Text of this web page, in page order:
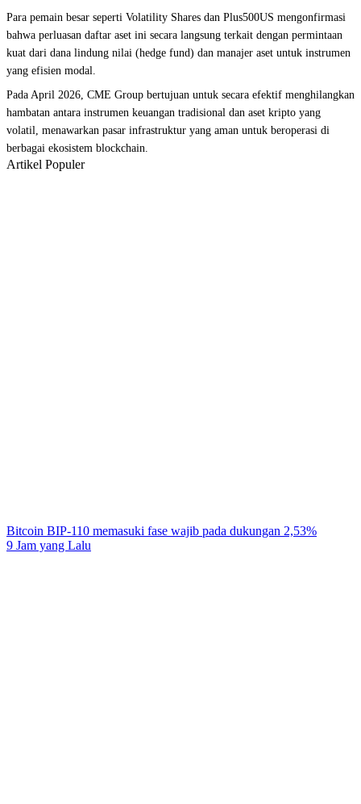
Para pemain besar seperti Volatility Shares dan Plus500US mengonfirmasi
bahwa perluasan daftar aset ini secara langsung terkait dengan permintaan
kuat dari dana lindung nilai (hedge fund) dan manajer aset untuk instrumen
yang efisien modal.
Pada April 2026, CME Group bertujuan untuk secara efektif menghilangkan
hambatan antara instrumen keuangan tradisional dan aset kripto yang
volatil, menawarkan pasar infrastruktur yang aman untuk beroperasi di
berbagai ekosistem blockchain.
Artikel Populer
Bitcoin BIP-110 memasuki fase wajib pada dukungan 2,53%
9 Jam yang Lalu